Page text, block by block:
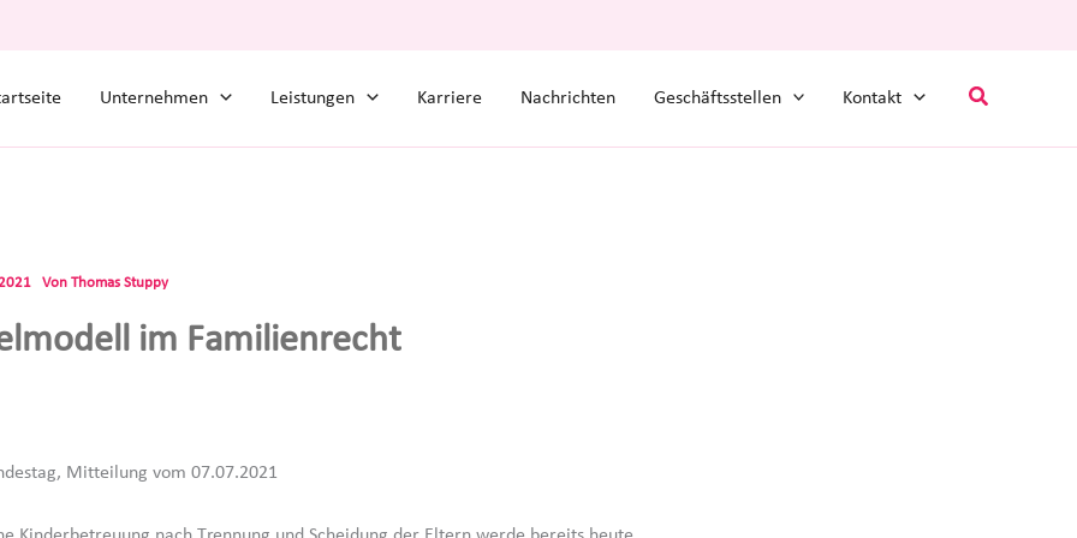
Unternehmen Leistungen Karriere Nachrichten Geschäftsstellen Kontakt Suchen
Von Thomas Stuppy
im Familienrecht
Mitteilung vom 07.07.2021